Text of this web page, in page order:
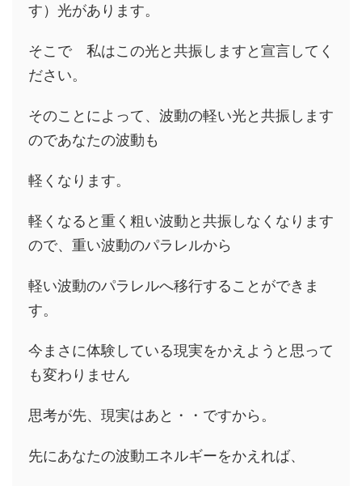
す）光があります。
そこで 私はこの光と共振しますと宣言してく
ださい。
そのことによって、波動の軽い光と共振します
のであなたの波動も
軽くなります。
軽くなると重く粗い波動と共振しなくなります
ので、重い波動のパラレルから
軽い波動のパラレルへ移行することができま
す。
今まさに体験している現実をかえようと思って
も変わりません
思考が先、現実はあと・・ですから。
先にあなたの波動エネルギーをかえれば、